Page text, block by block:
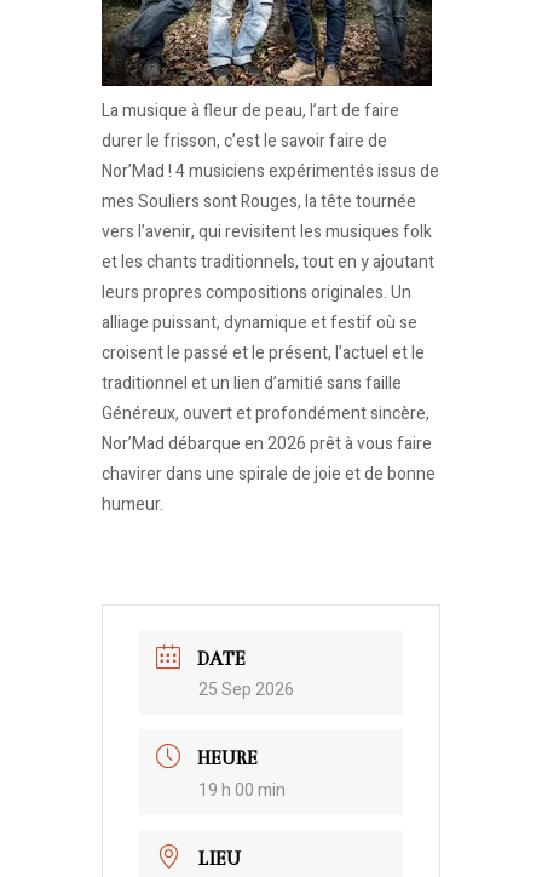
La musique à fleur de peau, l’art de faire
durer le frisson, c’est le savoir faire de
Nor’Mad ! 4 musiciens expérimentés issus de
mes Souliers sont Rouges, la tête tournée
vers l’avenir, qui revisitent les musiques folk
et les chants traditionnels, tout en y ajoutant
leurs propres compositions originales. Un
alliage puissant, dynamique et festif où se
croisent le passé et le présent, l’actuel et le
traditionnel et un lien d’amitié sans faille
Généreux, ouvert et profondément sincère,
Nor’Mad débarque en 2026 prêt à vous faire
chavirer dans une spirale de joie et de bonne
humeur.
DATE
25 Sep 2026
HEURE
19 h 00 min
LIEU